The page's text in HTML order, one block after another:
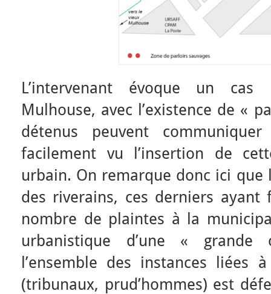
L’intervenant évoque un
Mulhouse, avec l’existence de «
détenus peuvent
facilement vu l’insertion de
urbain. On remarque donc ici
des riverains, ces derniers
nombre de plaintes à la
urbanistique d’une «
l’ensemble des instances liées
(tribunaux, prud’hommes) est